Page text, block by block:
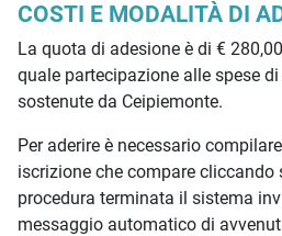
COSTI E MODALITÀ DI
La quota di adesione è di €
quale partecipazione alle spese
sostenute da Ceipiemonte.
Per aderire è necessario
iscrizione che compare cliccando
procedura terminata il sistema
messaggio automatico di